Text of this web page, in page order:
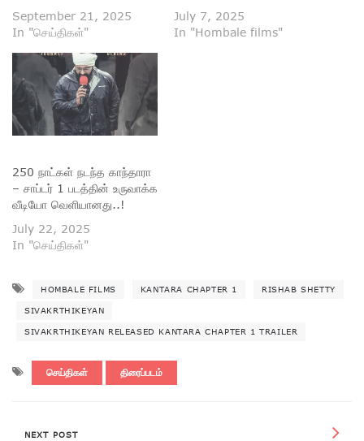
September 21, 2025
In "செய்திகள்"
July 7, 2025
In "Hombale films"
250 நாட்கள் நடந்த காந்தாரா
– சாப்டர் 1 படத்தின் உருவாக்க
வீடியோ வெளியானது..!
July 22, 2025
In "செய்திகள்"
HOMBALE FILMS KANTARA CHAPTER 1 RISHAB SHETTY
SIVAKRTHIKEYAN
SIVAKRTHIKEYAN RELEASED KANTARA CHAPTER 1 TRAILER
செய்திகள் திரைப்படம்
NEXT POST